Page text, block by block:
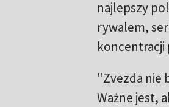
najlepszy
rywalem,
koncentracji
"Zvezda nie
Ważne jest,